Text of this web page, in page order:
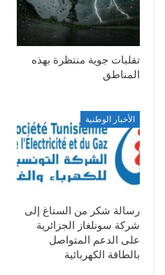
تقلبات جوية منتظرة بهذه
المناطق
الأخبار الوطنية
رسالة شكر من الستاغ إلى
شركة سونلغاز الجزائرية
على الدعم المتواصل
بالطاقة الكهربائية